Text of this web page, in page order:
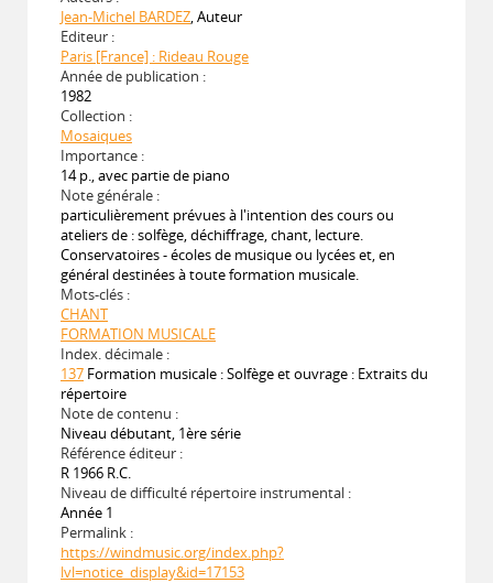
Jean-Michel BARDEZ, Auteur
Editeur :
Paris [France] : Rideau Rouge
Année de publication :
1982
Collection :
Mosaiques
Importance :
14 p., avec partie de piano
Note générale :
particulièrement prévues à l'intention des cours ou
ateliers de : solfège, déchiffrage, chant, lecture.
Conservatoires - écoles de musique ou lycées et, en
général destinées à toute formation musicale.
Mots-clés :
CHANT
FORMATION MUSICALE
Index. décimale :
137 Formation musicale : Solfège et ouvrage : Extraits du
répertoire
Note de contenu :
Niveau débutant, 1ère série
Référence éditeur :
R 1966 R.C.
Niveau de difficulté répertoire instrumental :
Année 1
Permalink :
https://windmusic.org/index.php?
lvl=notice_display&id=17153